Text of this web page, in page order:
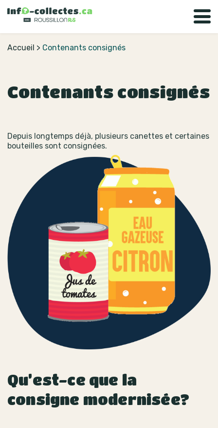
Accueil > Contenants consignés
Contenants consignés
Depuis longtemps déjà, plusieurs canettes et certaines
bouteilles sont consignées.
Qu’est-ce que la
consigne modernisée?